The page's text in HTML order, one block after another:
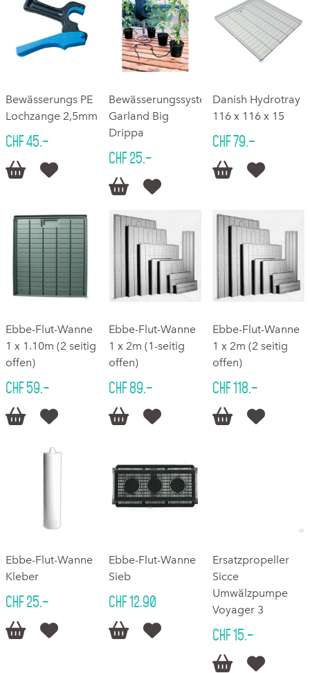
Bewässerungs PE
Lochzange 2,5mm
CHF 45.–
 
Bewässerungssystem
Garland Big
Drippa
CHF 25.–
 
Danish Hydrotray
116 x 116 x 15
CHF 79.–
 
Ebbe-Flut-Wanne
1 x 1.10m (2 seitig
offen)
CHF 59.–
 
Ebbe-Flut-Wanne
1 x 2m (1-seitig
offen)
CHF 89.–
 
Ebbe-Flut-Wanne
1 x 2m (2 seitig
offen)
CHF 118.–
 
Ebbe-Flut-Wanne
Kleber
CHF 25.–
 
Ebbe-Flut-Wanne
Sieb
CHF 12.90
 
Ersatzpropeller
Sicce
Umwälzpumpe
Voyager 3
CHF 15.–
 